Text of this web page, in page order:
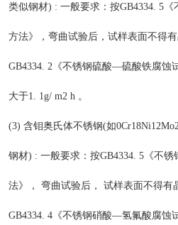
类似钢材) : 一般要求：按GB4334. 5
方法》，弯曲试验后，试样表面不得
GB4334. 2《不锈钢硫酸—硫酸铁腐蚀
大于1. 1g/ m2 h 。
(3) 含钼奥氏体不锈钢(如
钢材) : 一般要求：按GB4334. 5《不
法》， 弯曲试验后， 试样表面不得有
GB4334. 4《不锈钢硝酸—氢氟酸腐蚀